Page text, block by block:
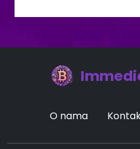
O nama